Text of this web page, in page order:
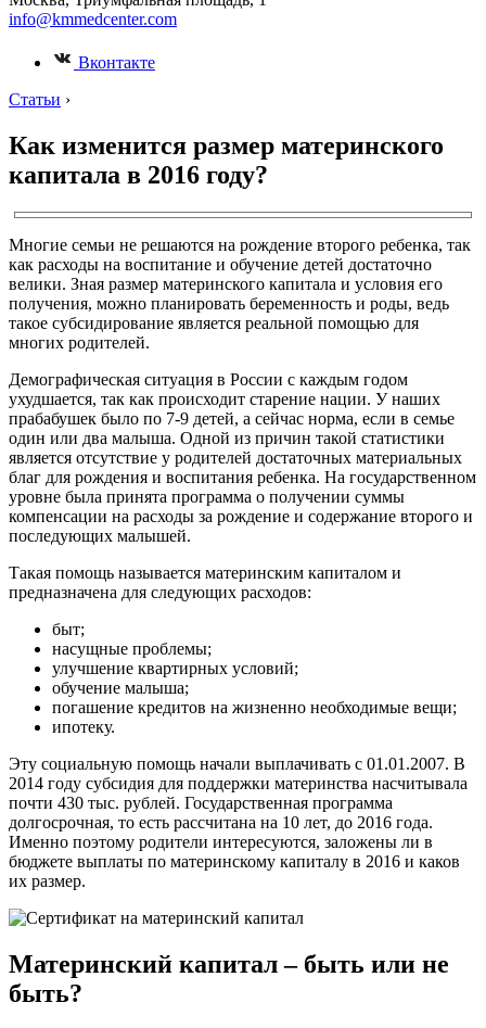
info@kmmedcenter.com
Вконтакте
Статьи ›
Как изменится размер материнского
капитала в 2016 году?
Многие семьи не решаются на рождение второго ребенка, так
как расходы на воспитание и обучение детей достаточно
велики. Зная размер материнского капитала и условия его
получения, можно планировать беременность и роды, ведь
такое субсидирование является реальной помощью для
многих родителей.
Демографическая ситуация в России с каждым годом
ухудшается, так как происходит старение нации. У наших
прабабушек было по 7-9 детей, а сейчас норма, если в семье
один или два малыша. Одной из причин такой статистики
является отсутствие у родителей достаточных материальных
благ для рождения и воспитания ребенка. На государственном
уровне была принята программа о получении суммы
компенсации на расходы за рождение и содержание второго и
последующих малышей.
Такая помощь называется материнским капиталом и
предназначена для следующих расходов:
быт;
насущные проблемы;
улучшение квартирных условий;
обучение малыша;
погашение кредитов на жизненно необходимые вещи;
ипотеку.
Эту социальную помощь начали выплачивать с 01.01.2007. В
2014 году субсидия для поддержки материнства насчитывала
почти 430 тыс. рублей. Государственная программа
долгосрочная, то есть рассчитана на 10 лет, до 2016 года.
Именно поэтому родители интересуются, заложены ли в
бюджете выплаты по материнскому капиталу в 2016 и каков
их размер.
Материнский капитал – быть или не
быть?